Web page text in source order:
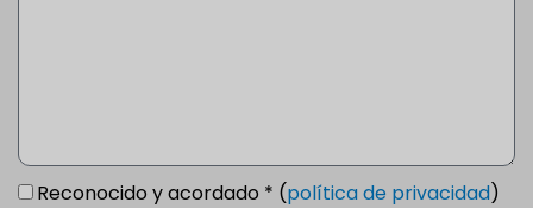
Reconocido y acordado * (política de privacidad)